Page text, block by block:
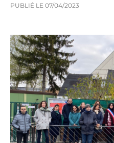
PUBLIÉ LE 07/04/2023